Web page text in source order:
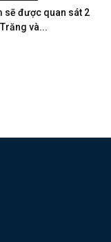
sẽ được quan sát 2
và...